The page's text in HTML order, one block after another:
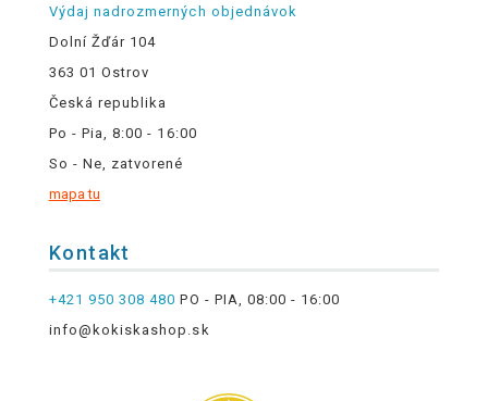
Výdaj nadrozmerných objednávok
Dolní Žďár 104
363 01 Ostrov
Česká republika
Po - Pia, 8:00 - 16:00
So - Ne, zatvorené
mapa tu
Kontakt
+421 950 308 480 PO - PIA, 08:00 - 16:00
info@kokiskashop.sk